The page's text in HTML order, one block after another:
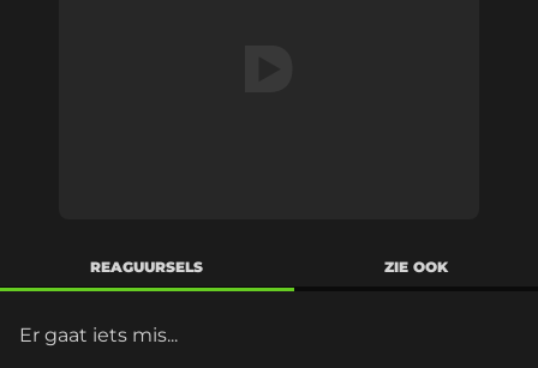
REAGUURSELS ZIE OOK
Er gaat iets mis...